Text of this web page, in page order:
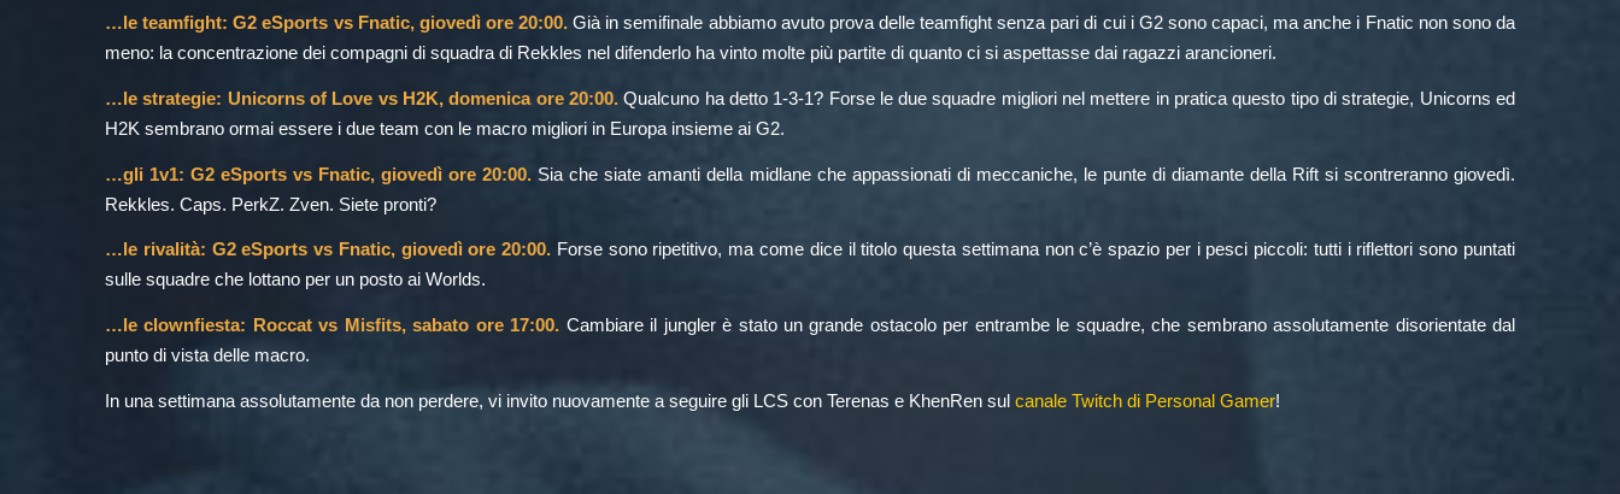
…le teamfight: G2 eSports vs Fnatic, giovedì ore 20:00. Già in semifinale abbiamo avuto prova delle teamfight senza pari di cui i G2 sono capaci, ma anche i Fnatic non sono da
meno: la concentrazione dei compagni di squadra di Rekkles nel difenderlo ha vinto molte più partite di quanto ci si aspettasse dai ragazzi arancioneri.
…le strategie: Unicorns of Love vs H2K, domenica ore 20:00.Qualcuno ha detto 1-3-1? Forse le due squadre migliori nel mettere in pratica questo tipo di strategie, Unicorns ed
H2K sembrano ormai essere i due team con le macro migliori in Europa insieme ai G2.
…gli 1v1: G2 eSports vs Fnatic, giovedì ore 20:00. Sia che siate amanti della midlane che appassionati di meccaniche, le punte di diamante della Rift si scontreranno giovedì.
Rekkles. Caps. PerkZ. Zven. Siete pronti?
…le rivalità: G2 eSports vs Fnatic, giovedì ore 20:00. Forse sono ripetitivo, ma come dice il titolo questa settimana non c’è spazio per i pesci piccoli: tutti i riflettori sono puntati
sulle squadre che lottano per un posto ai Worlds.
…le clownfiesta: Roccat vs Misfits, sabato ore 17:00. Cambiare il jungler è stato un grande ostacolo per entrambe le squadre, che sembrano assolutamente disorientate dal
punto di vista delle macro.
In una settimana assolutamente da non perdere, vi invito nuovamente a seguire gli LCS con Terenas e KhenRen sul canale Twitch di Personal Gamer!